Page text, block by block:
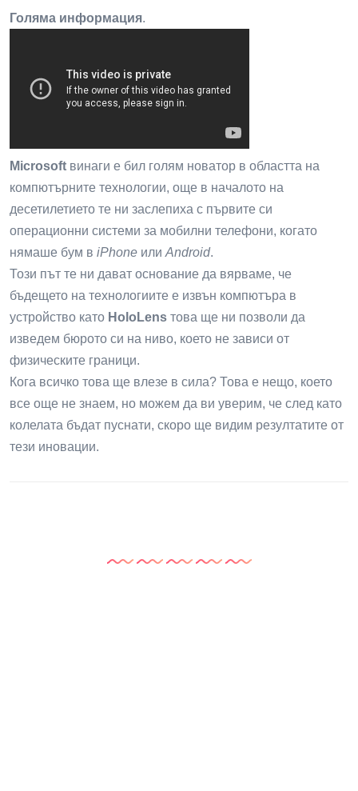
Голяма информация.
Microsoft винаги е бил голям новатор в областта на
компютърните технологии, още в началото на
десетилетието те ни заслепиха с първите си
операционни системи за мобилни телефони, когато
нямаше бум в iPhone или Android.
Този път те ни дават основание да вярваме, че
бъдещето на технологиите е извън компютъра в
устройство като HoloLens това ще ни позволи да
изведем бюрото си на ниво, което не зависи от
физическите граници.
Кога всичко това ще влезе в сила? Това е нещо, което
все още не знаем, но можем да ви уверим, че след като
колелата бъдат пуснати, скоро ще видим резултатите от
тези иновации.